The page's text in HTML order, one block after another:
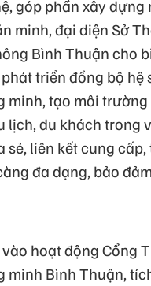
góp phần xây dựng
minh, đại diện Sở
Bình Thuận cho
triển đồng bộ hệ
minh, tạo môi trường
lịch, du khách trong
sẻ, liên kết cung
đa dạng, bảo
hoạt động Cổng
minh Bình Thuận,